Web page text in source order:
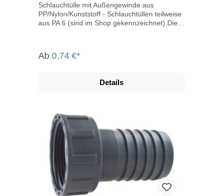
Schlauchtülle mit Außengewinde aus
PP/Nylon/Kunststoff - Schlauchtüllen teilweise
aus PA 6 (sind im Shop gekennzeichnet).Die
mit Außengewinde. Es ist keine Mutter
Tankdurchführung aus dem Shop.
Ab 0,74 €*
Details